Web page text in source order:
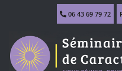
06 43 69 79 72